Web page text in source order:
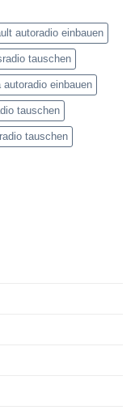
autoradio einbauen
tauschen
autoradio einbauen
tauschen
tauschen